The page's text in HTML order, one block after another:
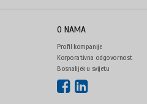
O NAMA
Profil kompanije
Korporativna odgovornost
Bosnalijek u svijetu